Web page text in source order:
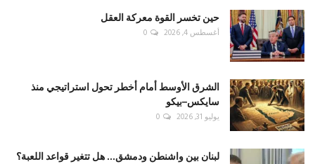
حين تخسر القوة معركة العقل
أغسطس 4, 2026 0
الشرق الأوسط أمام أخطر تحول استراتيجي منذ
سايكس–بيكو
يوليو 31, 2026 0
لبنان بين واشنطن ودمشق... هل تتغير قواعد اللعبة؟